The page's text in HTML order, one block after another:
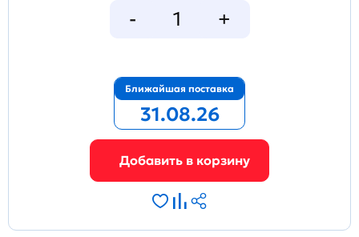
Ближайшая поставка
31.08.26